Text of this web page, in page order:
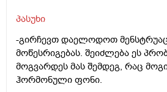
პასუხი
-გირჩევთ დაელოდოთ
მოწესრიგებას. შეიძლება ეს
მოგვარდეს მას შემდეგ, რაც
ჰორმონული ფონი.